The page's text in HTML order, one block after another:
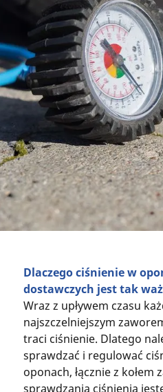
Dlaczego ciśnienie w
dostawczych jest tak
Wraz z upływem czasu
najszczelniejszym
traci ciśnienie. Dlatego
sprawdzać i regulować
oponach, łącznie z kołem
sprawdzania ciśnienia